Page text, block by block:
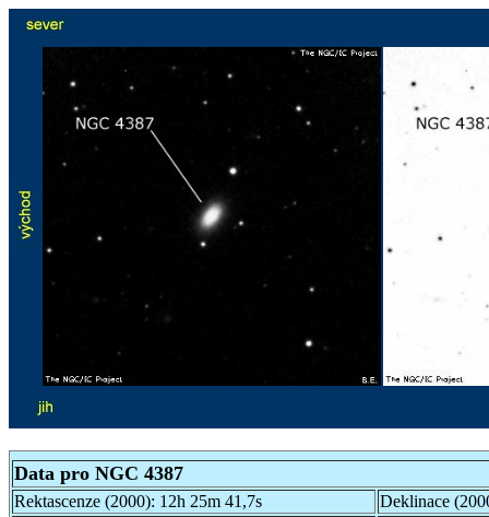
Data pro NGC 4387
Rektascenze (2000): 12h 25m 41,7s
Deklinace